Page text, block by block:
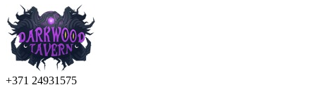
+371 24931575